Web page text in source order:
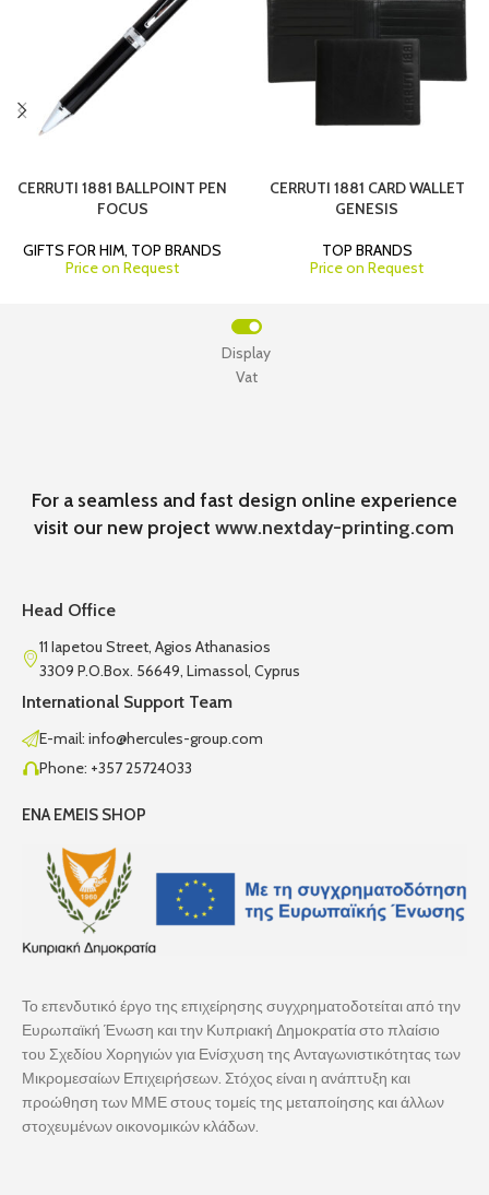
CERRUTI 1881 BALLPOINT PEN
FOCUS
GIFTS FOR HIM, TOP BRANDS
Price on Request
CERRUTI 1881 CARD WALLET
GENESIS
TOP BRANDS
Price on Request
Vat
Display
For a seamless and fast design online experience
visit our new projectwww.nextday-printing.com
Head Office
11 Iapetou Street, Agios Athanasios
3309 P.O.Box. 56649, Limassol, Cyprus
International Support Team
E-mail: info@hercules-group.com
Phone: +357 25724033
ENA EMEIS SHOP
Το επενδυτικό έργο της επιχείρησης συγχρηματοδοτείται από την
Ευρωπαϊκή Ένωση και την Κυπριακή Δημοκρατία στο πλαίσιο
του Σχεδίου Χορηγιών για Ενίσχυση της Ανταγωνιστικότητας των
Μικρομεσαίων Επιχειρήσεων. Στόχος είναι η ανάπτυξη και
προώθηση των ΜΜΕ στους τομείς της μεταποίησης και άλλων
στοχευμένων οικονομικών κλάδων.